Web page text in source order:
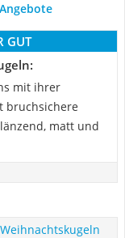
GUT
mit ihrer
bruchsichere
matt und